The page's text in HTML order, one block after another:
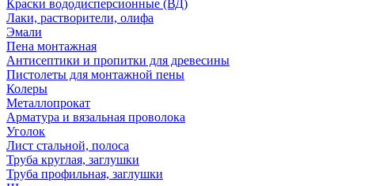
Краски вододисперсионные (ВД)
Лаки, растворители, олифа
Эмали
Пена монтажная
Антисептики и пропитки для древесины
Пистолеты для монтажной пены
Колеры
Металлопрокат
Арматура и вязальная проволока
Уголок
Лист стальной, полоса
Труба круглая, заглушки
Труба профильная, заглушки